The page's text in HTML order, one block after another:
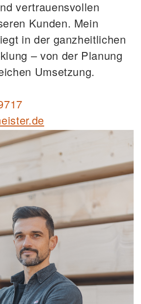
vertrauensvollen
Kunden. Mein
in der ganzheitlichen
– von der Planung
Umsetzung.